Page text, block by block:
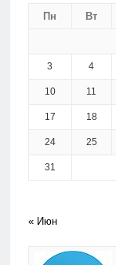
Пн Вт
3 4
10 11
17 18
24 25
31
« Июн